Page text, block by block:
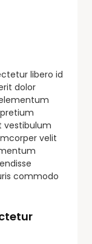
libero id
dolor
vestibulum
velit
commodo